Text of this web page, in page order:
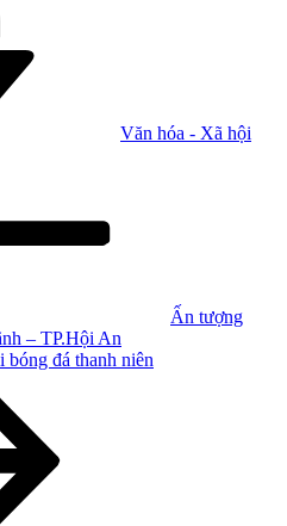
Văn hóa - Xã hội
Ấn tượng
– TP.Hội An
bóng đá thanh niên